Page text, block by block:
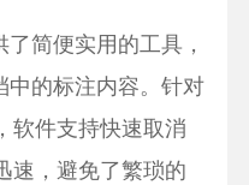
简便实用的工具，
中的标注内容。针对
软件支持快速取消
速，避免了繁琐的